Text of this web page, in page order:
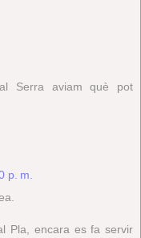
Serra aviam què pot
p. m.
Pla, encara es fa servir